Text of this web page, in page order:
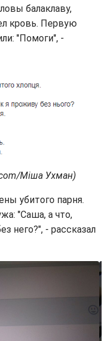
балаклаву,
кровь. Первую
"Помоги", -
Міша Ухман)
убитого парня.
"Саша, а что,
него?", - рассказал